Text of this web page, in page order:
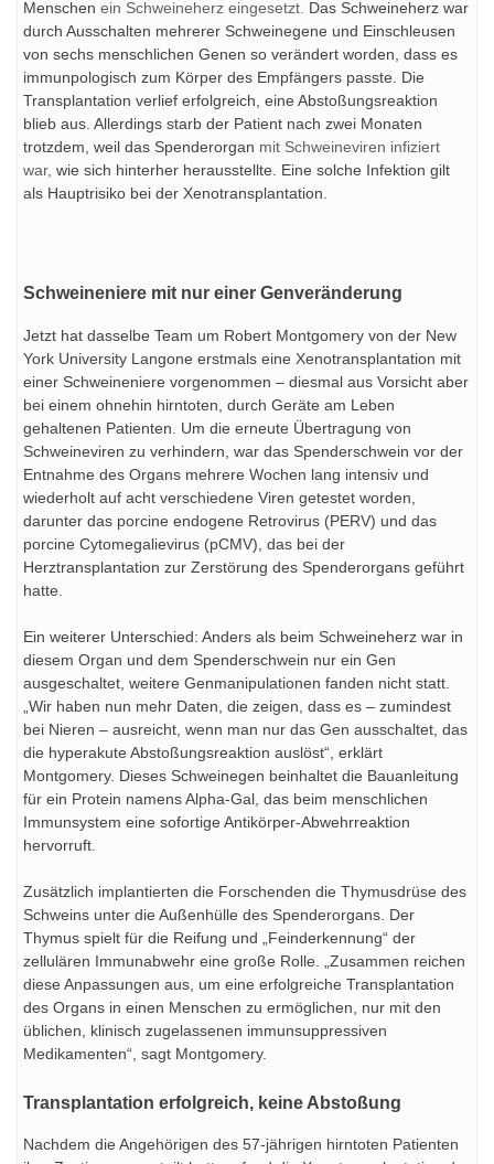
Menschen ein Schweineherz eingesetzt. Das Schweineherz war
durch Ausschalten mehrerer Schweinegene und Einschleusen
von sechs menschlichen Genen so verändert worden, dass es
immunpologisch zum Körper des Empfängers passte. Die
Transplantation verlief erfolgreich, eine Abstoßungsreaktion
blieb aus. Allerdings starb der Patient nach zwei Monaten
trotzdem, weil das Spenderorgan mit Schweineviren infiziert
war, wie sich hinterher herausstellte. Eine solche Infektion gilt
als Hauptrisiko bei der Xenotransplantation.
Schweineniere mit nur einer Genveränderung
Jetzt hat dasselbe Team um Robert Montgomery von der New
York University Langone erstmals eine Xenotransplantation mit
einer Schweineniere vorgenommen – diesmal aus Vorsicht aber
bei einem ohnehin hirntoten, durch Geräte am Leben
gehaltenen Patienten. Um die erneute Übertragung von
Schweineviren zu verhindern, war das Spenderschwein vor der
Entnahme des Organs mehrere Wochen lang intensiv und
wiederholt auf acht verschiedene Viren getestet worden,
darunter das porcine endogene Retrovirus (PERV) und das
porcine Cytomegalievirus (pCMV), das bei der
Herztransplantation zur Zerstörung des Spenderorgans geführt
hatte.
Ein weiterer Unterschied: Anders als beim Schweineherz war in
diesem Organ und dem Spenderschwein nur ein Gen
ausgeschaltet, weitere Genmanipulationen fanden nicht statt.
„Wir haben nun mehr Daten, die zeigen, dass es – zumindest
bei Nieren – ausreicht, wenn man nur das Gen ausschaltet, das
die hyperakute Abstoßungsreaktion auslöst“, erklärt
Montgomery. Dieses Schweinegen beinhaltet die Bauanleitung
für ein Protein namens Alpha-Gal, das beim menschlichen
Immunsystem eine sofortige Antikörper-Abwehrreaktion
hervorruft.
Zusätzlich implantierten die Forschenden die Thymusdrüse des
Schweins unter die Außenhülle des Spenderorgans. Der
Thymus spielt für die Reifung und „Feinderkennung“ der
zellulären Immunabwehr eine große Rolle. „Zusammen reichen
diese Anpassungen aus, um eine erfolgreiche Transplantation
des Organs in einen Menschen zu ermöglichen, nur mit den
üblichen, klinisch zugelassenen immunsuppressiven
Medikamenten“, sagt Montgomery.
Transplantation erfolgreich, keine Abstoßung
Nachdem die Angehörigen des 57-jährigen hirntoten Patienten